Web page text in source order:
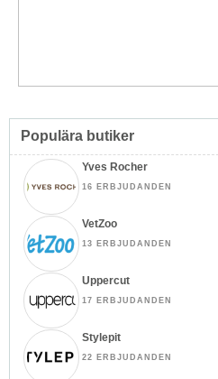
Populära butiker
Yves Rocher
16 ERBJUDANDEN
VetZoo
13 ERBJUDANDEN
Uppercut
17 ERBJUDANDEN
Stylepit
22 ERBJUDANDEN